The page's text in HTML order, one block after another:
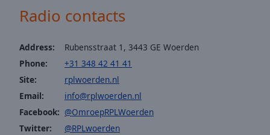
Color
Opacity
Area
Background
Color
Radio contacts
Address:
Rubensstraat 1, 3443 GE Woerden
Phone:
+31 348 42 41 41
Site:
rplwoerden.nl
Email:
info@rplwoerden.nl
Facebook: @OmroepRPLWoerden
Twitter:
@RPLwoerden